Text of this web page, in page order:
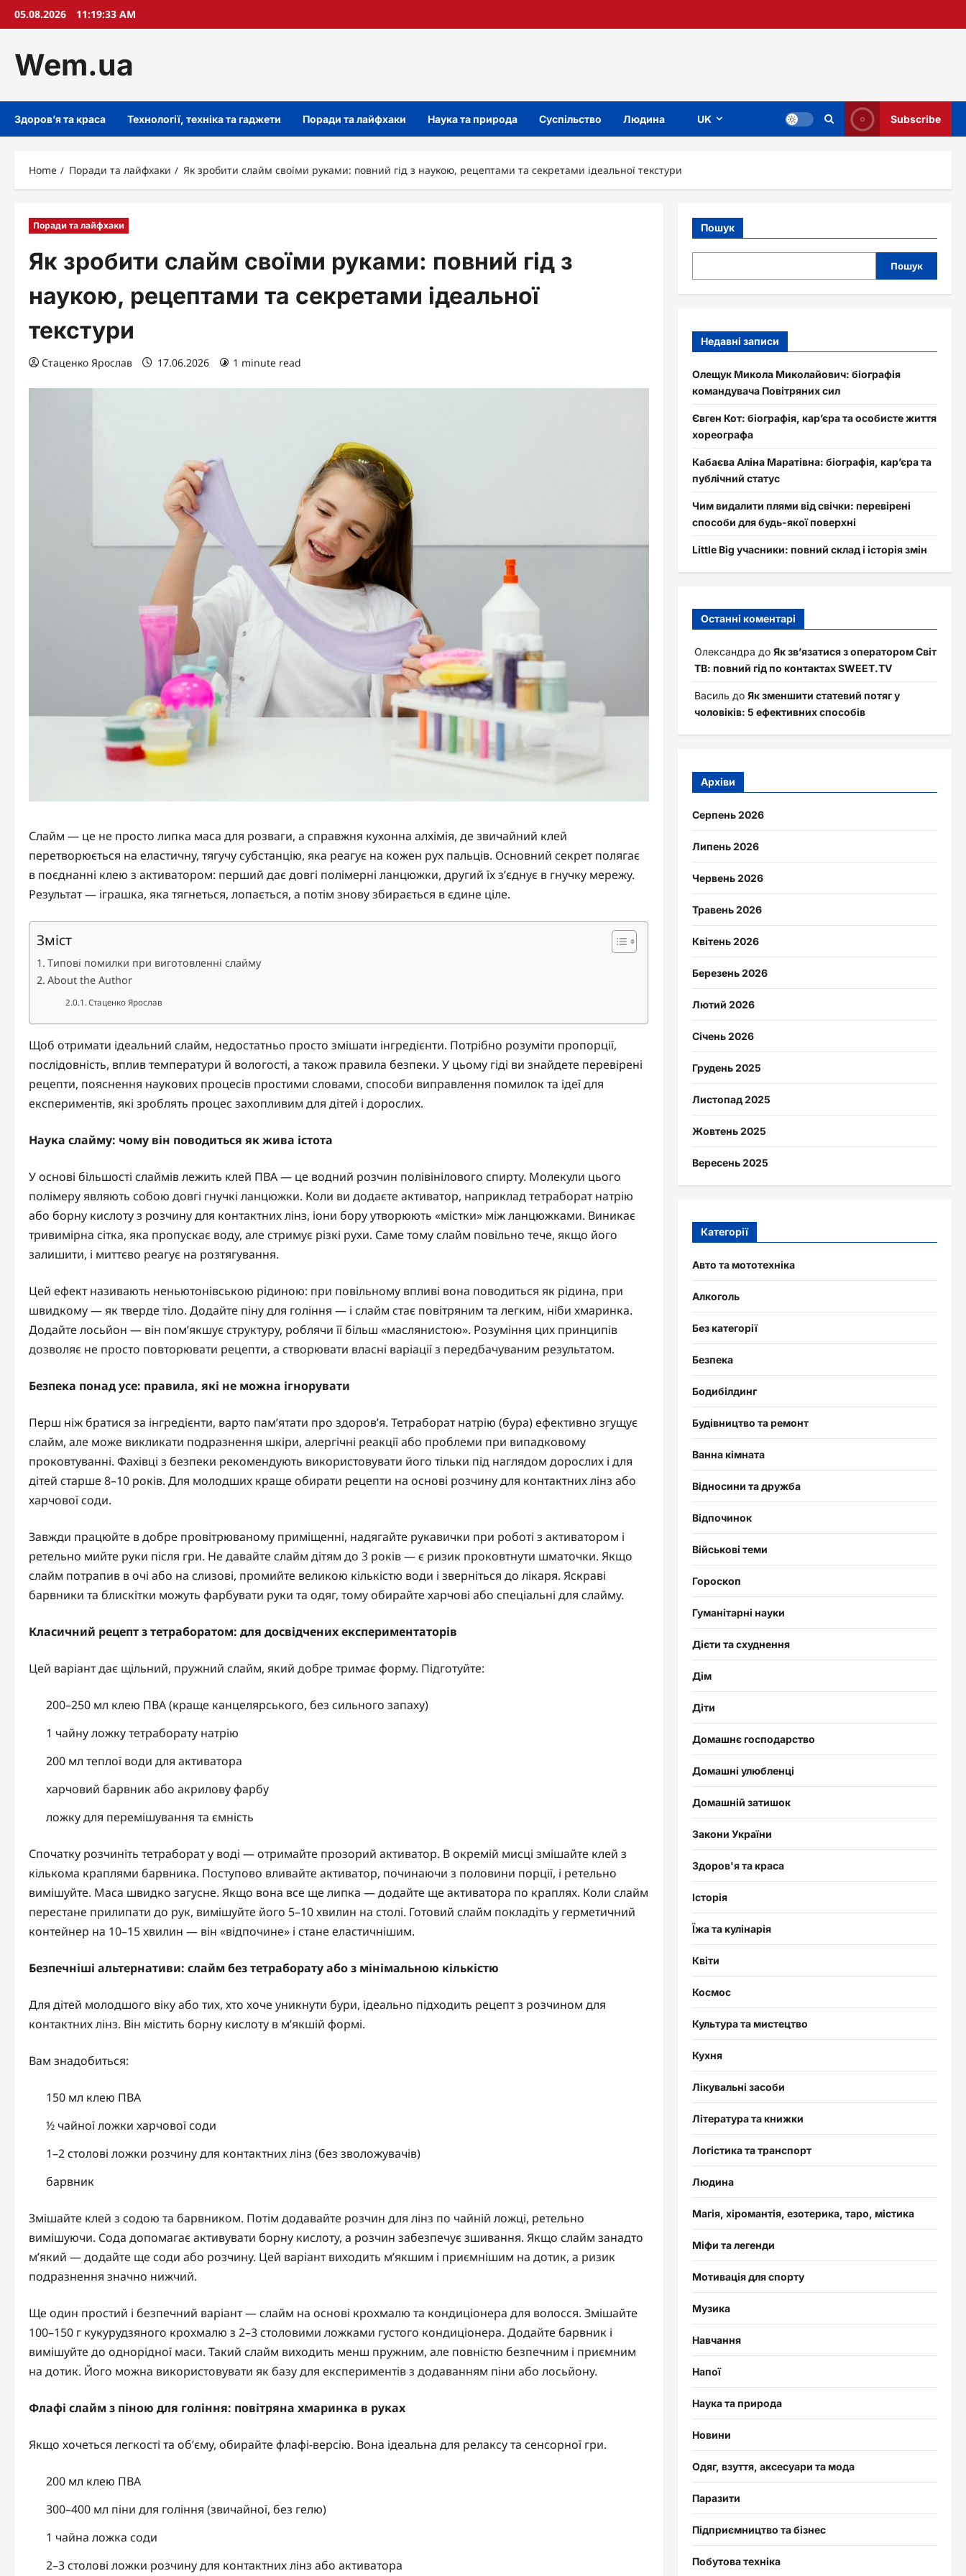
Skip05.08.2026 11:19:35 AM
Wem.ua
Здоров’я та краса Технології, техніка та гаджети Поради та лайфхаки Наука та природа Суспільство Людина UK Subscribe
Home Поради та лайфхаки Як зробити слайм своїми руками: повний гід з наукою, рецептами та секретами ідеальної текстури
Поради та лайфхаки
Як зробити слайм своїми руками: повний гід з
наукою, рецептами та секретами ідеальної
текстури
Стаценко Ярослав 17.06.2026 1 minute read
Слайм — це не просто липка маса для розваги, а справжня кухонна алхімія, де звичайний клей
перетворюється на еластичну, тягучу субстанцію, яка реагує на кожен рух пальців. Основний секрет полягає
в поєднанні клею з активатором: перший дає довгі полімерні ланцюжки, другий їх з’єднує в гнучку мережу.
Результат — іграшка, яка тягнеться, лопається, а потім знову збирається в єдине ціле.
Зміст
Типові помилки при виготовленні слайму
About the Author
Стаценко Ярослав
Щоб отримати ідеальний слайм, недостатньо просто змішати інгредієнти. Потрібно розуміти пропорції,
послідовність, вплив температури й вологості, а також правила безпеки. У цьому гіді ви знайдете перевірені
рецепти, пояснення наукових процесів простими словами, способи виправлення помилок та ідеї для
експериментів, які зроблять процес захопливим для дітей і дорослих.
Наука слайму: чому він поводиться як жива істота
У основі більшості слаймів лежить клей ПВА — це водний розчин полівінілового спирту. Молекули цього
полімеру являють собою довгі гнучкі ланцюжки. Коли ви додаєте активатор, наприклад тетраборат натрію
або борну кислоту з розчину для контактних лінз, іони бору утворюють «містки» між ланцюжками. Виникає
тривимірна сітка, яка пропускає воду, але стримує різкі рухи. Саме тому слайм повільно тече, якщо його
залишити, і миттєво реагує на розтягування.
Цей ефект називають неньютонівською рідиною: при повільному впливі вона поводиться як рідина, при
швидкому — як тверде тіло. Додайте піну для гоління — і слайм стає повітряним та легким, ніби хмаринка.
Додайте лосьйон — він пом’якшує структуру, роблячи її більш «маслянистою». Розуміння цих принципів
дозволяє не просто повторювати рецепти, а створювати власні варіації з передбачуваним результатом.
Безпека понад усе: правила, які не можна ігнорувати
Перш ніж братися за інгредієнти, варто пам’ятати про здоров’я. Тетраборат натрію (бура) ефективно згущує
слайм, але може викликати подразнення шкіри, алергічні реакції або проблеми при випадковому
проковтуванні. Фахівці з безпеки рекомендують використовувати його тільки під наглядом дорослих і для
дітей старше 8–10 років. Для молодших краще обирати рецепти на основі розчину для контактних лінз або
харчової соди.
Завжди працюйте в добре провітрюваному приміщенні, надягайте рукавички при роботі з активатором і
ретельно мийте руки після гри. Не давайте слайм дітям до 3 років — є ризик проковтнути шматочки. Якщо
слайм потрапив в очі або на слизові, промийте великою кількістю води і зверніться до лікаря. Яскраві
барвники та блискітки можуть фарбувати руки та одяг, тому обирайте харчові або спеціальні для слайму.
Класичний рецепт з тетраборатом: для досвідчених експериментаторів
Цей варіант дає щільний, пружний слайм, який добре тримає форму. Підготуйте:
200–250 мл клею ПВА (краще канцелярського, без сильного запаху)
1 чайну ложку тетраборату натрію
200 мл теплої води для активатора
харчовий барвник або акрилову фарбу
ложку для перемішування та ємність
Спочатку розчиніть тетраборат у воді — отримайте прозорий активатор. В окремій мисці змішайте клей з
кількома краплями барвника. Поступово вливайте активатор, починаючи з половини порції, і ретельно
вимішуйте. Маса швидко загусне. Якщо вона все ще липка — додайте ще активатора по краплях. Коли слайм
перестане прилипати до рук, вимішуйте його 5–10 хвилин на столі. Готовий слайм покладіть у герметичний
контейнер на 10–15 хвилин — він «відпочине» і стане еластичнішим.
Безпечніші альтернативи: слайм без тетраборату або з мінімальною кількістю
Для дітей молодшого віку або тих, хто хоче уникнути бури, ідеально підходить рецепт з розчином для
контактних лінз. Він містить борну кислоту в м’якшій формі.
Вам знадобиться:
150 мл клею ПВА
½ чайної ложки харчової соди
1–2 столові ложки розчину для контактних лінз (без зволожувачів)
барвник
Змішайте клей з содою та барвником. Потім додавайте розчин для лінз по чайній ложці, ретельно
вимішуючи. Сода допомагає активувати борну кислоту, а розчин забезпечує зшивання. Якщо слайм занадто
м’який — додайте ще соди або розчину. Цей варіант виходить м’якшим і приємнішим на дотик, а ризик
подразнення значно нижчий.
Ще один простий і безпечний варіант — слайм на основі крохмалю та кондиціонера для волосся. Змішайте
100–150 г кукурудзяного крохмалю з 2–3 столовими ложками густого кондиціонера. Додайте барвник і
вимішуйте до однорідної маси. Такий слайм виходить менш пружним, але повністю безпечним і приємним
на дотик. Його можна використовувати як базу для експериментів з додаванням піни або лосьйону.
Флафі слайм з піною для гоління: повітряна хмаринка в руках
Якщо хочеться легкості та об’єму, обирайте флафі-версію. Вона ідеальна для релаксу та сенсорної гри.
200 мл клею ПВА
300–400 мл піни для гоління (звичайної, без гелю)
1 чайна ложка соди
2–3 столові ложки розчину для контактних лінз або активатора
Пошук
Пошук
Недавні записи
Олещук Микола Миколайович: біографія
командувача Повітряних сил
Євген Кот: біографія, кар’єра та особисте життя
хореографа
Кабаєва Аліна Маратівна: біографія, кар’єра та
публічний статус
Чим видалити плями від свічки: перевірені
способи для будь-якої поверхні
Little Big учасники: повний склад і історія змін
Останні коментарі
Олександра до Як зв’язатися з оператором Світ
ТВ: повний гід по контактах SWEET.TV
Василь до Як зменшити статевий потяг у
чоловіків: 5 ефективних способів
Архіви
Серпень 2026
Липень 2026
Червень 2026
Травень 2026
Квітень 2026
Березень 2026
Лютий 2026
Січень 2026
Грудень 2025
Листопад 2025
Жовтень 2025
Вересень 2025
Категорії
Авто та мототехніка
Алкоголь
Без категорії
Безпека
Бодибілдинг
Будівництво та ремонт
Ванна кімната
Відносини та дружба
Відпочинок
Військові теми
Гороскоп
Гуманітарні науки
Дієти та схуднення
Дім
Діти
Домашнє господарство
Домашні улюбленці
Домашній затишок
Закони України
Здоров'я та краса
Історія
Їжа та кулінарія
Квіти
Космос
Культура та мистецтво
Кухня
Лікувальні засоби
Література та книжки
Логістика та транспорт
Людина
Магія, хіромантія, езотерика, таро, містика
Міфи та легенди
Мотивація для спорту
Музика
Навчання
Напої
Наука та природа
Новини
Одяг, взуття, аксесуари та мода
Паразити
Підприємництво та бізнес
Побутова техніка